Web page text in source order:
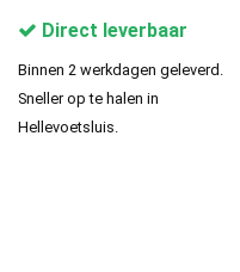
Direct leverbaar
Binnen 2 werkdagen geleverd.
Sneller op te halen in
Hellevoetsluis.